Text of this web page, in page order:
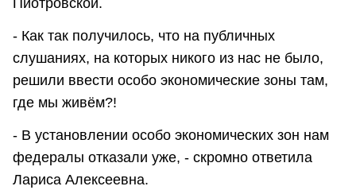
- Как так получилось, что на публичных
слушаниях, на которых никого из нас не было,
решили ввести особо экономические зоны там,
где мы живём?!
- В установлении особо экономических зон нам
федералы отказали уже, - скромно ответила
Лариса Алексеевна.